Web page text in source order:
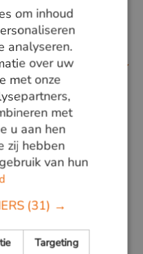
de sociale
hout met een
gewonnen
hout met een
den Berg Hardhout
duurzaam
het wereldwijd
label te mogen
aan zeer strenge
in lijn met de 10
GERMAN
ENGLISH
om inhoud
analyseren.
over uw
met onze
met
u aan hen
zij hebben
van hun
(31) →
Targeting